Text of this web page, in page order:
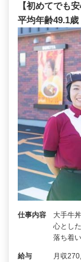
【初めてでも
平均年齢49.1
仕事内容
大手牛
心とし
落ち着
給与 月収